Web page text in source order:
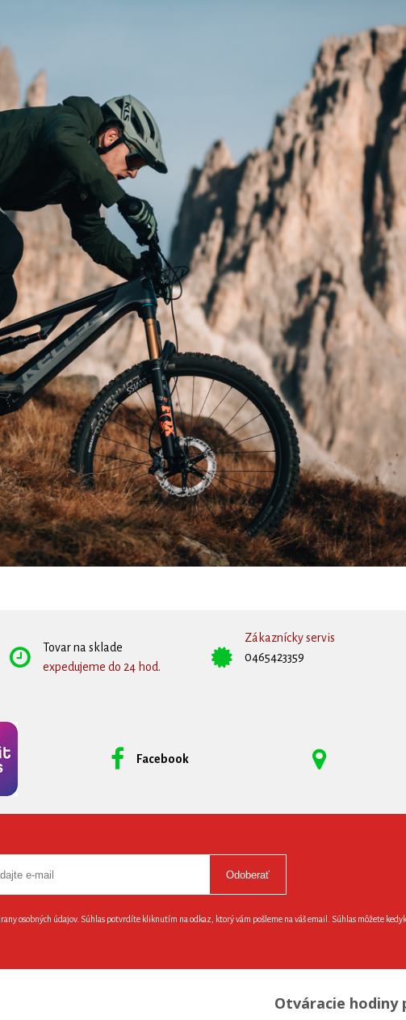
Tovar na sklade
expedujeme do 24 hod.
Zákaznícky servis
0465423359
Facebook
Odoberať
osobných údajov. Súhlas potvrdíte kliknutím na odkaz, ktorý vám pošleme na váš email. Súhlas môžete
Otváracie hodiny